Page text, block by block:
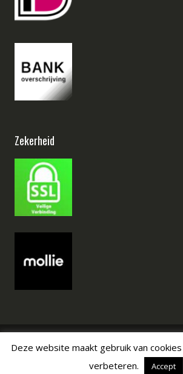
Zekerheid
Copyright © Alle rechten
Deze website maakt gebruik van
verbeteren.
Accept